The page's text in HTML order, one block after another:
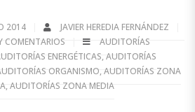
2014
JAVIER HEREDIA FERNÁNDEZ
COMENTARIOS
AUDITORÍAS
ENERGÉTICAS, AUDITORÍAS
ORGANISMO, AUDITORÍAS ZONA
, AUDITORÍAS ZONA MEDIA